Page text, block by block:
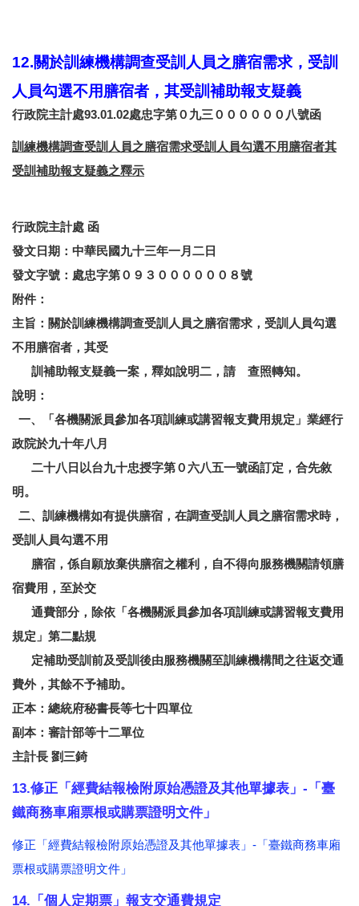
12.關於訓練機構調查受訓人員之膳宿需求，受訓
人員勾選不用膳宿者，其受訓補助報支疑義
行政院主計處93.01.02處忠字第０九三００００００八號函
訓練機構調查受訓人員之膳宿需求受訓人員勾選不用膳宿者其
受訓補助報支疑義之釋示
行政院主計處 函
發文日期：中華民國九十三年一月二日
發文字號：處忠字第０９３００００００８號
附件：
主旨：關於訓練機構調查受訓人員之膳宿需求，受訓人員勾選
不用膳宿者，其受
訓補助報支疑義一案，釋如說明二，請 查照轉知。
說明：
一、「各機關派員參加各項訓練或講習報支費用規定」業經行
政院於九十年八月
二十八日以台九十忠授字第０六八五一號函訂定，合先敘
明。
二、訓練機構如有提供膳宿，在調查受訓人員之膳宿需求時，
受訓人員勾選不用
膳宿，係自願放棄供膳宿之權利，自不得向服務機關請領膳
宿費用，至於交
通費部分，除依「各機關派員參加各項訓練或講習報支費用
規定」第二點規
定補助受訓前及受訓後由服務機關至訓練機構間之往返交通
費外，其餘不予補助。
正本：總統府秘書長等七十四單位
副本：審計部等十二單位
主計長 劉三錡
13.修正「經費結報檢附原始憑證及其他單據表」-「臺
鐵商務車廂票根或購票證明文件」
修正「經費結報檢附原始憑證及其他單據表」-「臺鐵商務車廂
票根或購票證明文件」
14.「個人定期票」報支交通費規定